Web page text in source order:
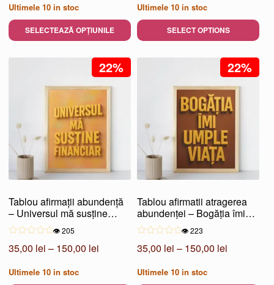
35,00 lei
până
la
150,00 lei
Ultimele 10 in stoc
SELECTEAZĂ OPȚIUNILE
variații.
Opțiunile
pot
fi
în
pagina
produsului.
35,00 lei
până
la
150,00 lei
Ultimele 10 in stoc
SELECT OPTIONS
variații.
Opțiunile
pot
în
pagina
produsului.
22%
Tablou afirmații abundență
– Universul mă susține
financiar
👁️ 205
35,00 lei – 150,00 lei
Ultimele 10 in stoc
22%
Tablou afirmatii atragerea
abundenței – Bogăția îmi
umple viața👁️ 223
35,00 lei – 150,00 lei
Ultimele 10 in stoc